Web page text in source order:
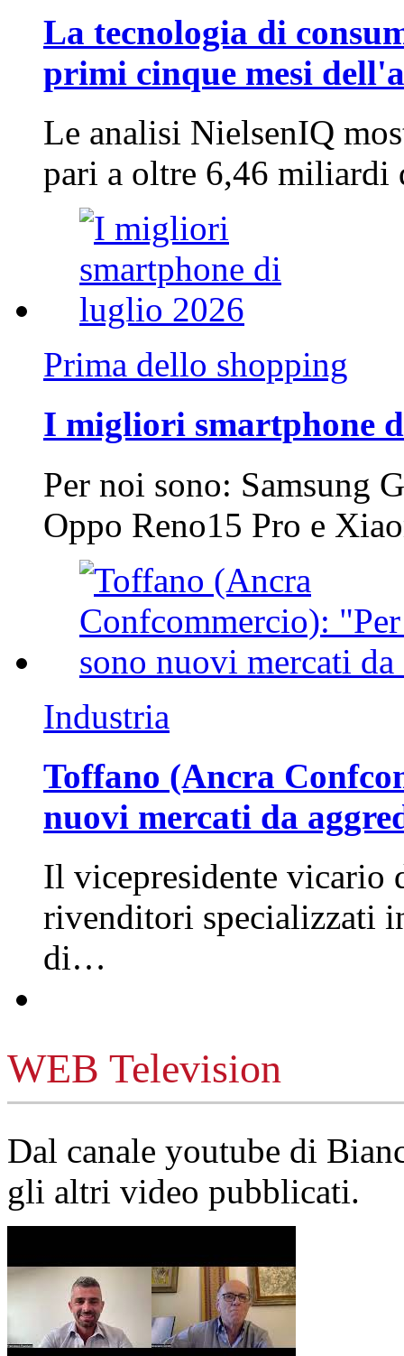
La tecnologia di
primi cinque mesi
Le analisi NielsenIQ
pari a oltre 6,46
Prima dello shopping
I migliori smartphone
Per noi sono: Samsung
Oppo Reno15 Pro e
Industria
Toffano (Ancra
nuovi mercati da
Il vicepresidente vicario
rivenditori specializzati
di…
WEB Television
Dal canale youtube di
gli altri video pubblicati.